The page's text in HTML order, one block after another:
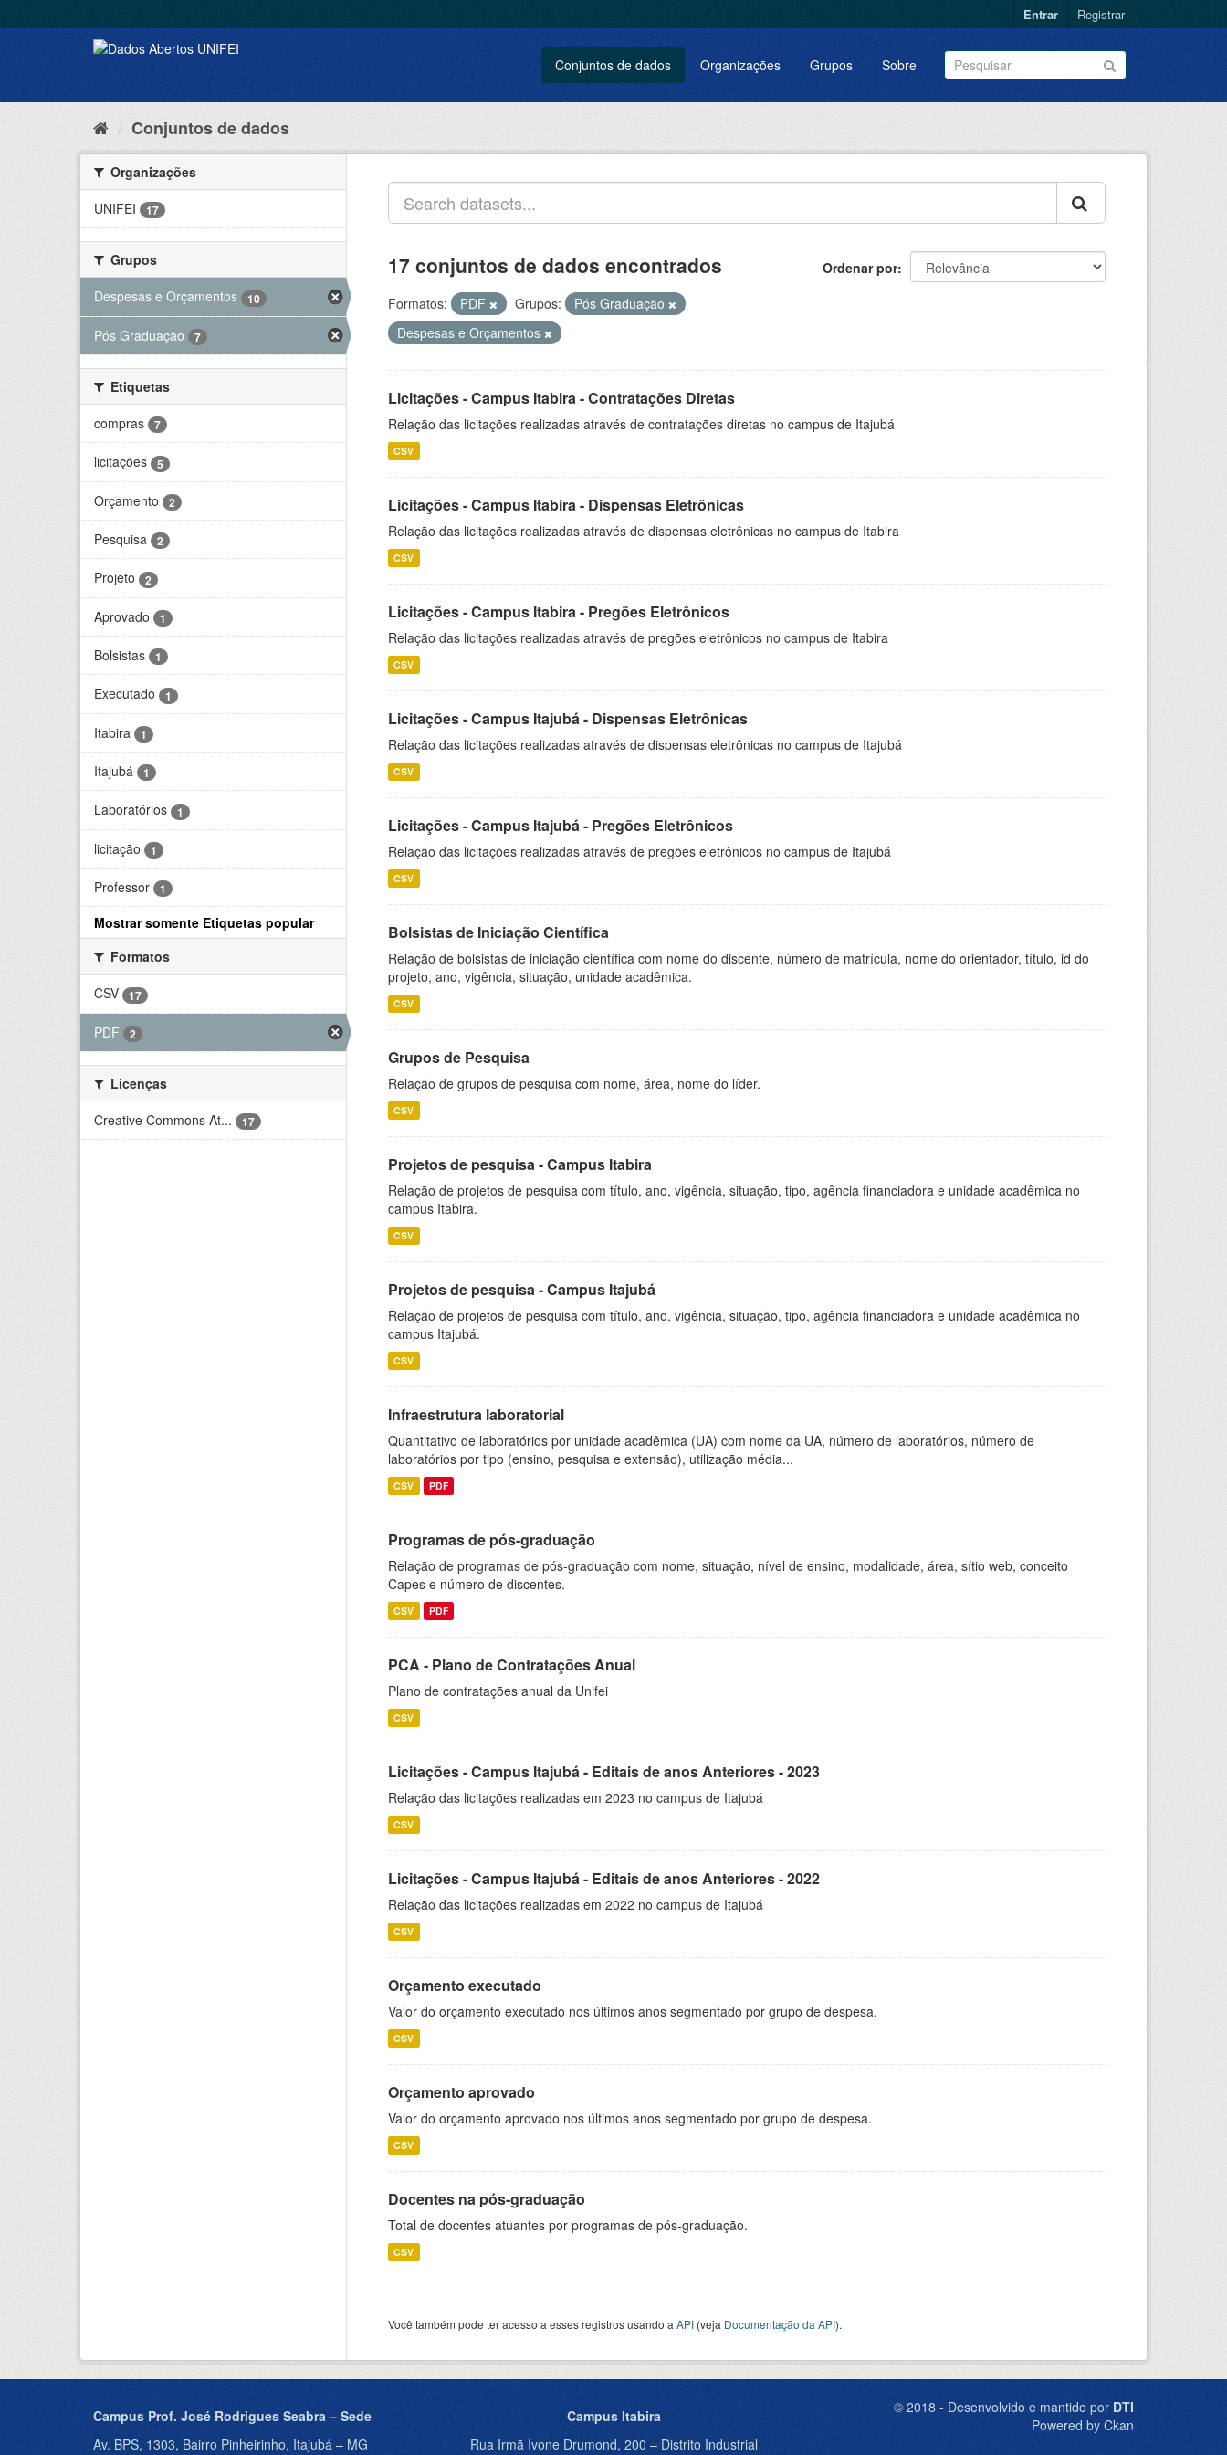
Entrar Registrar
Conjuntos de dados Organizações Grupos Sobre
Conjuntos de dados
Organizações
UNIFEI
17
Grupos
Despesas e Orçamentos
10
Pós Graduação 7
Etiquetas
compras
7
licitações 5
Orçamento 2
Pesquisa 2
Projeto 2
Aprovado 1
Bolsistas 1
Executado 1
Itabira 1
Itajubá 1
Laboratórios 1
licitação 1
Professor 1
Mostrar somente Etiquetas popular
Formatos
CSV
17
PDF 2
Licenças
Creative Commons At...
17
Ordenar por
17 conjuntos de dados encontrados
Formatos: PDF Grupos:
Pós Graduação
Despesas e Orçamentos
Licitações - Campus Itabira - Contratações Diretas
Relação das licitações realizadas através de contratações diretas no campus de Itajubá
CSV
Licitações - Campus Itabira - Dispensas Eletrônicas
Relação das licitações realizadas através de dispensas eletrônicas no campus de Itabira
CSV
Licitações - Campus Itabira - Pregões Eletrônicos
Relação das licitações realizadas através de pregões eletrônicos no campus de Itabira
CSV
Licitações - Campus Itajubá - Dispensas Eletrônicas
Relação das licitações realizadas através de dispensas eletrônicas no campus de Itajubá
CSV
Licitações - Campus Itajubá - Pregões Eletrônicos
Relação das licitações realizadas através de pregões eletrônicos no campus de Itajubá
CSV
Bolsistas de Iniciação Científica
Relação de bolsistas de iniciação científica com nome do discente, número de matrícula, nome do orientador, título, id do
projeto, ano, vigência, situação, unidade acadêmica.
CSV
Grupos de Pesquisa
Relação de grupos de pesquisa com nome, área, nome do líder.
CSV
Projetos de pesquisa - Campus Itabira
Relação de projetos de pesquisa com título, ano, vigência, situação, tipo, agência financiadora e unidade acadêmica no
campus Itabira.
CSV
Projetos de pesquisa - Campus Itajubá
Relação de projetos de pesquisa com título, ano, vigência, situação, tipo, agência financiadora e unidade acadêmica no
campus Itajubá.
CSV
Infraestrutura laboratorial
Quantitativo de laboratórios por unidade acadêmica (UA) com nome da UA, número de laboratórios, número de
laboratórios por tipo (ensino, pesquisa e extensão), utilização média...
CSV PDF
Programas de pós-graduação
Relação de programas de pós-graduação com nome, situação, nível de ensino, modalidade, área, sítio web, conceito
Capes e número de discentes.
CSV PDF
PCA - Plano de Contratações Anual
Plano de contratações anual da Unifei
CSV
Licitações - Campus Itajubá - Editais de anos Anteriores - 2023
Relação das licitações realizadas em 2023 no campus de Itajubá
CSV
Licitações - Campus Itajubá - Editais de anos Anteriores - 2022
Relação das licitações realizadas em 2022 no campus de Itajubá
CSV
Orçamento executado
Valor do orçamento executado nos últimos anos segmentado por grupo de despesa.
CSV
Orçamento aprovado
Valor do orçamento aprovado nos últimos anos segmentado por grupo de despesa.
CSV
Docentes na pós-graduação
Total de docentes atuantes por programas de pós-graduação.
CSV
Você também pode ter acesso a esses registros usando a API (veja Documentação da API).
Campus Prof. José Rodrigues Seabra – Sede
Av. BPS, 1303, Bairro Pinheirinho, Itajubá – MG
Campus Itabira
Rua Irmã Ivone Drumond, 200 – Distrito Industrial
© 2018 - Desenvolvido e mantido por DTI
Powered by Ckan